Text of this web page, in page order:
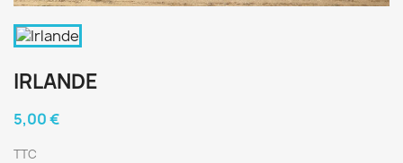
IRLANDE
5,00 €
TTC